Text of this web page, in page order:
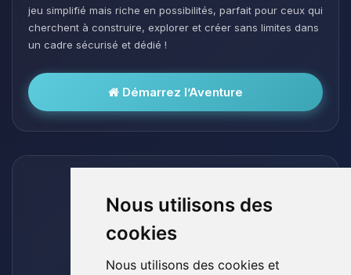
Nous utilisons des
cookies
Nous utilisons des cookies et
jeu simplifié mais riche en possibilités, parfait pour ceux qui
cherchent à construire, explorer et créer sans limites dans
un cadre sécurisé et dédié !
Démarrez l’Aventure